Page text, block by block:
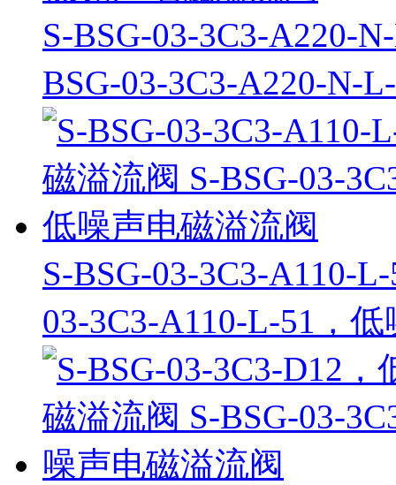
S-BSG-03-3C3-A220-
BSG-03-3C3-A220-N-
S-BSG-03-3C3-A110-
03-3C3-A110-L-51，